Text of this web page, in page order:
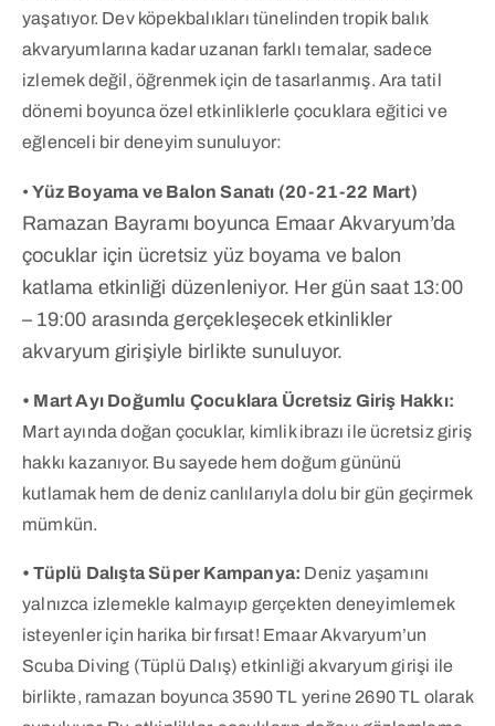
yaşatıyor. Dev köpekbalıkları tünelinden tropik balık
akvaryumlarına kadar uzanan farklı temalar, sadece
izlemek değil, öğrenmek için de tasarlanmış. Ara tatil
dönemi boyunca özel etkinliklerle çocuklara eğitici ve
eğlenceli bir deneyim sunuluyor:
•Yüz Boyama ve Balon Sanatı (20-21-22 Mart)
Ramazan Bayramı boyunca Emaar Akvaryum’da
çocuklar için ücretsiz yüz boyama ve balon
katlama etkinliği düzenleniyor. Her gün saat 13:00
– 19:00 arasında gerçekleşecek etkinlikler
akvaryum girişiyle birlikte sunuluyor.
• Mart Ayı Doğumlu Çocuklara Ücretsiz Giriş Hakkı:
Mart ayında doğan çocuklar, kimlik ibrazı ile ücretsiz giriş
hakkı kazanıyor. Bu sayede hem doğum gününü
kutlamak hem de deniz canlılarıyla dolu bir gün geçirmek
mümkün.
• Tüplü Dalışta Süper Kampanya: Deniz yaşamını
yalnızca izlemekle kalmayıp gerçekten deneyimlemek
isteyenler için harika bir fırsat! Emaar Akvaryum’un
Scuba Diving (Tüplü Dalış) etkinliği akvaryum girişi ile
birlikte, ramazan boyunca 3590 TL yerine 2690 TL olarak